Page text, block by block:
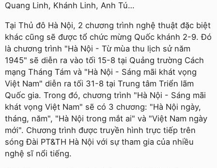
Quang Linh, Khánh Linh, Anh Tú…
Tại Thủ đô Hà Nội, 2 chương trình nghệ thuật đặc biệt
khác cũng sẽ được tổ chức mừng Quốc khánh 2-9. Ðó
là chương trình "Hà Nội - Từ mùa thu lịch sử năm
1945" sẽ diễn ra vào tối 15-8 tại Quảng trường Cách
mạng Tháng Tám và "Hà Nội - Sáng mãi khát vọng
Việt Nam" diễn ra tối 31-8 tại Trung tâm Triển lãm
Quốc gia. Trong đó, chương trình "Hà Nội - Sáng mãi
khát vọng Việt Nam" sẽ có 3 chương: "Hà Nội ngày,
tháng, năm", "Hà Nội trong mắt ai" và "Việt Nam ngày
mới". Chương trình được truyền hình trực tiếp trên
sóng Ðài PT&TH Hà Nội với sự tham gia của nhiều
nghệ sĩ nổi tiếng.